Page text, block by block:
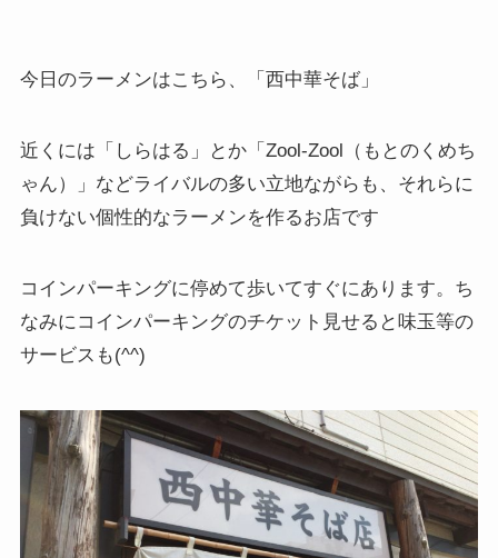
今日のラーメンはこちら、「西中華そば」
近くには「しらはる」とか「Zool-Zool（もとのくめち
ゃん）」などライバルの多い立地ながらも、それらに
負けない個性的なラーメンを作るお店です
コインパーキングに停めて歩いてすぐにあります。ち
なみにコインパーキングのチケット見せると味玉等の
サービスも(^^)